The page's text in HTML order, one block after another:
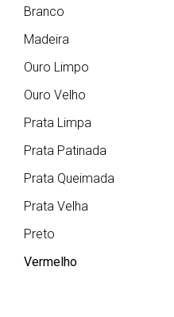
Branco
Madeira
Ouro Limpo
Ouro Velho
Prata Limpa
Prata Patinada
Prata Queimada
Prata Velha
Preto
Vermelho